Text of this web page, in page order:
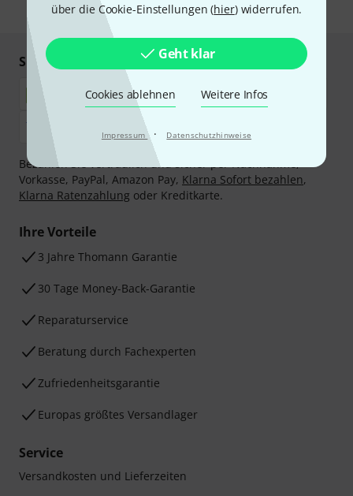
über die Cookie-Einstellungen (hier) widerrufen.
Geht klar
Cookies ablehnen Weitere Infos
Impressum · Datenschutzhinweise
* Pflichtfeld
Sicher einkaufen & bezahlen
Bezahlen Sie vertraulich und sicher per Nachnahme,
Vorkasse, PayPal, Amazon Pay, Klarna Sofort bezahlen,
Klarna Ratenzahlung oder Kreditkarte.
Ihre Vorteile
3 Jahre Thomann Garantie
30 Tage Money-Back-Garantie
Reparaturservice
Beratung durch Fachexperten
Zufriedenheitsgarantie
Europas größtes Versandlager
Service
Versandkosten und Lieferzeiten